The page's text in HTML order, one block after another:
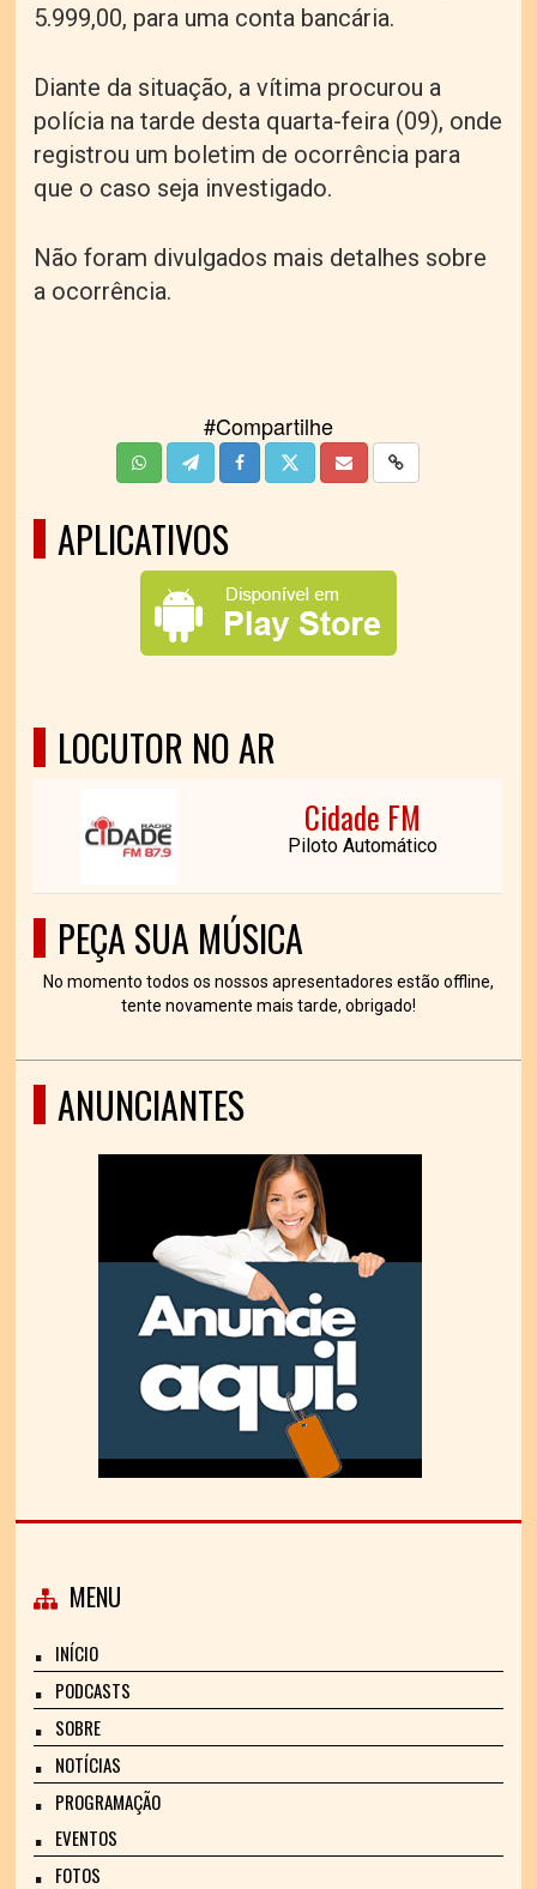
5.999,00, para uma conta bancária.
Diante da situação, a vítima procurou a
polícia na tarde desta quarta-feira (09), onde
registrou um boletim de ocorrência para
que o caso seja investigado.
Não foram divulgados mais detalhes sobre
a ocorrência.
#Compartilhe
APLICATIVOS
LOCUTOR NO AR
Cidade FM
Piloto Automático
PEÇA SUA MÚSICA
No momento todos os nossos apresentadores estão offline,
tente novamente mais tarde, obrigado!
ANUNCIANTES
MENU
INÍCIO
PODCASTS
SOBRE
NOTÍCIAS
PROGRAMAÇÃO
EVENTOS
FOTOS